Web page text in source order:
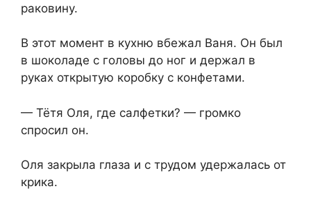
раковину.
В этот момент в кухню вбежал Ваня. Он был
в шоколаде с головы до ног и держал в
руках открытую коробку с конфетами.
— Тётя Оля, где салфетки? — громко
спросил он.
Оля закрыла глаза и с трудом удержалась от
крика.